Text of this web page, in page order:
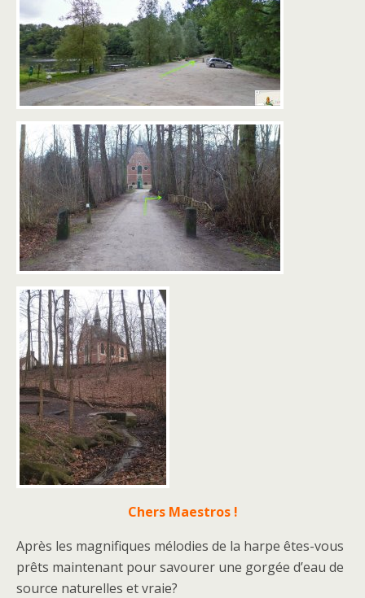
Chers Maestros !
Après les magnifiques mélodies de la harpe êtes-vous
prêts maintenant pour savourer une gorgée d’eau de
source naturelles et vraie?